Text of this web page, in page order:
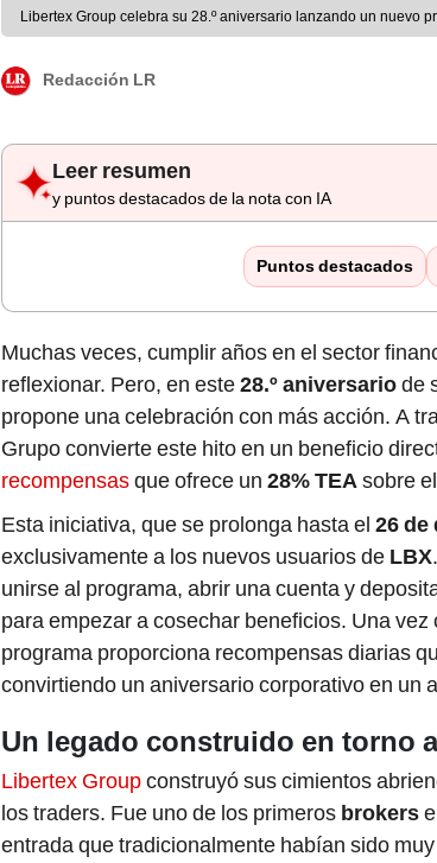
Libertex Group celebra su 28.º aniversario lanzando un nuevo
Redacción LR
Leer resumen
y puntos destacados de la nota con IA
Puntos destacados
Muchas veces, cumplir años en el sector
reflexionar. Pero, en este28.º aniversariode
propone una celebración con más acción. A
Grupo convierte este hito en un beneficio
recompensasque ofrece un 28% TEAsobre
Esta iniciativa, que se prolonga hasta el 26 de
exclusivamente a los nuevos usuarios de LBX
unirse al programa, abrir una cuenta y
para empezar a cosechar beneficios. Una
programa proporciona recompensas diarias
convirtiendo un aniversario corporativo en un
Un legado construido en torno
Libertex Groupconstruyó sus cimientos
los traders. Fue uno de los primeros brokers
entrada que tradicionalmente habían sido